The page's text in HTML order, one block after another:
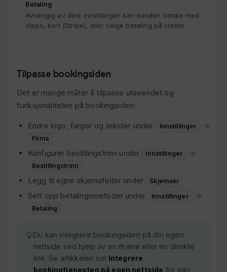
Betaling
Avhengig av dine innstillinger kan kunden betale med
Vipps, kort (Stripe), eller velge betaling på stedet.
Tilpasse bookingsiden
Det er mange måter å tilpasse utseendet og
funksjonaliteten på bookingsiden:
Endre logo, farger og tekster under Innstillinger →
Firma
Konfigurer bestillingstrinn under Innstillinger →
Bestillingstrinn
Legg til egne skjemafelter under Skjemaer
Sett opp betalingsmetoder under Innstillinger →
Betaling
Du kan integrere bookingsiden på din egen
nettside ved hjelp av en iframe eller en direkte
link. Se artikkelen om Integrere
bookingtjenesten på egen nettside for mer